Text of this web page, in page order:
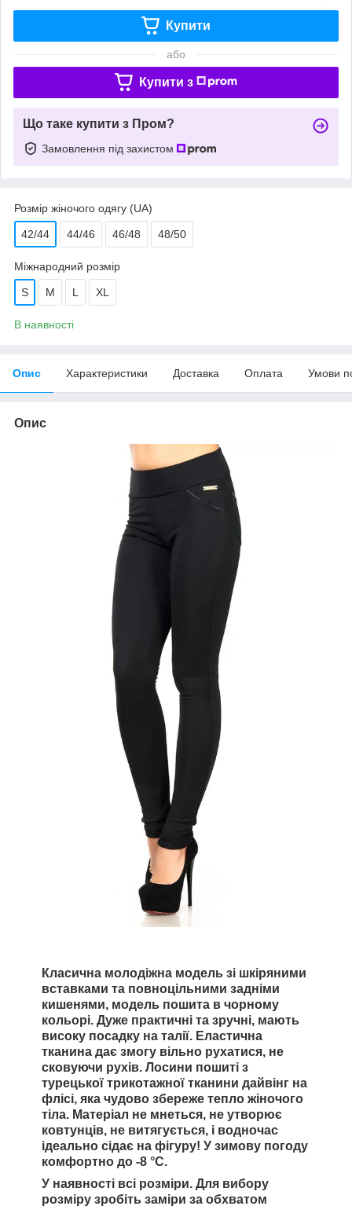
Купити
або
Купити з
Що таке купити з Пром?
Замовлення під захистом
Розмір жіночого одягу (UA)
42/44 44/46 46/48 48/50
Міжнародний розмір
S M L XL
В наявності
Опис Характеристики Доставка Оплата Умови
Опис
Класична молодіжна модель зі шкіряними
вставками та повноцільними задніми
кишенями, модель пошита в чорному
кольорі. Дуже практичні та зручні, мають
високу посадку на талії. Еластична
тканина дає змогу вільно рухатися, не
сковуючи рухів. Лосини пошиті з
турецької трикотажної тканини дайвінг на
флісі, яка чудово збереже тепло жіночого
тіла. Матеріал не мнеться, не утворює
ковтунців, не витягується, і водночас
ідеально сідає на фігуру! У зимову погоду
комфортно до -8 °C.
У наявності всі розміри. Для вибору
розміру зробіть заміри за обхватом